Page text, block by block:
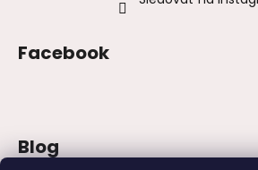
Facebook
Blog